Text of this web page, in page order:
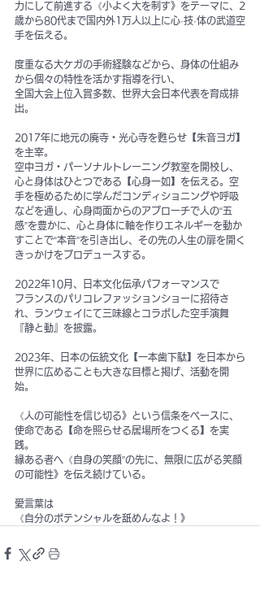
力にして前進する《小よく大を制す》をテーマに、2
歳から80代まで国内外1万人以上に心·技·体の武道空
手を伝える。
度重なる大ケガの手術経験などから、身体の仕組み
から個々の特性を活かす指導を行い、
全国大会上位入賞多数、世界大会日本代表を育成排
出。
2017年に地元の廃寺・光心寺を甦らせ【朱音ヨガ】
を主宰。
空中ヨガ・パーソナルトレーニング教室を開校し、
心と身体はひとつである【心身一如】を伝える。空
手を極めるために学んだコンディショニングや呼吸
などを通し、心身両面からのアプローチで人の“五
感”を豊かに、心と身体に軸を作りエネルギーを動か
すことで“本音”を引き出し、その先の人生の扉を開く
きっかけをプロデュースする。
2022年10月、日本文化伝承パフォーマンスで
フランスのパリコレファッションショーに招待さ
れ、ランウェイにて三味線とコラボした空手演舞
『静と動』を披露。
2023年、日本の伝統文化【一本歯下駄】を日本から
世界に広めることも大きな目標と掲げ、活動を開
始。
《人の可能性を信じ切る》という信条をベースに、
使命である【命を照らせる居場所をつくる】を実
践。
縁ある者へ《自身の笑顔”の先に、無限に広がる笑顔
の可能性》を伝え続けている。
愛言葉は
《自分のポテンシャルを舐めんなよ！》